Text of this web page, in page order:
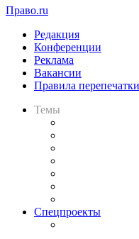
Право.ru
Редакция
Конференции
Реклама
Вакансии
Правила перепечатки
Темы
Спецпроекты